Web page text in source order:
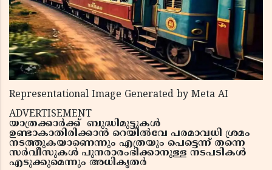
Representational Image Generated by Meta AI
ADVERTISEMENT
യാത്രക്കാര്‍ക്ക് ബുദ്ധിമുട്ടുകള്‍
ഉണ്ടാകാതിരിക്കാന്‍ റെയില്‍വേ പരമാവധി ശ്രമം
നടത്തുകയാണെന്നും എത്രയും പെട്ടെന്ന് തന്നെ
സര്‍വീസുകള്‍ പുനരാരംഭിക്കാനുള്ള നടപടികള്‍
എടുക്കുമെന്നും അധികൃതര്‍